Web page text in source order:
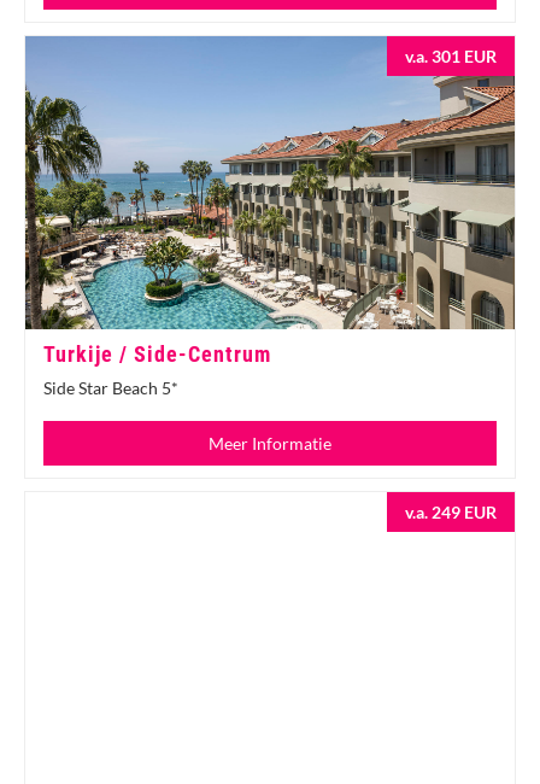
v.a. 301 EUR
Turkije / Side-Centrum
Side Star Beach 5*
Meer Informatie
v.a. 249 EUR